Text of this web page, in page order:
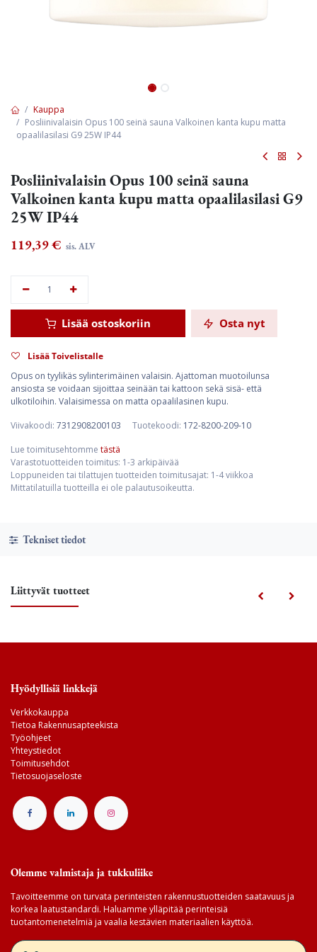
Kauppa
Posliinivalaisin Opus 100 seinä sauna Valkoinen kanta kupu matta
opaalilasilasi G9 25W IP44
Posliinivalaisin Opus 100 seinä sauna
Valkoinen kanta kupu matta opaalilasilasi G9
25W IP44
119,39€ sis. ALV
Lisää ostoskoriin Osta nyt
Lisää Toivelistalle
Opus on tyylikäs sylinterimäinen valaisin. Ajattoman muotoilunsa
ansiosta se voidaan sijoittaa seinään tai kattoon sekä sisä- että
ulkotiloihin. Valaisimessa on matta opaalilasinen kupu.
Viivakoodi: 7312908200103 Tuotekoodi: 172-8200-209-10
Lue toimitusehtomme tästä
Varastotuotteiden toimitus: 1-3 arkipäivää
Loppuneiden tai tilattujen tuotteiden toimitusajat: 1-4 viikkoa
Mittatilatuilla tuotteilla ei ole palautusoikeutta.
Tekniset tiedot
Liittyvät tuotteet
Hyödyllisiä linkkejä
Verkkokauppa
Tietoa Rakennusapteekista
Työohjeet
Yhteystiedot
Toimitusehdot
Tietosuojaseloste
Olemme valmistaja ja tukkuliike
Tavoitteemme on turvata perinteisten rakennustuotteiden saatavuus ja
korkea laatustandardi. Haluamme ylläpitää perinteisiä
tuotantomenetelmiä ja vaalia kestävien materiaalien käyttöä.